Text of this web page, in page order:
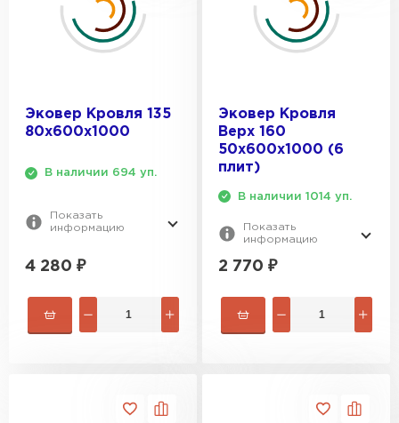
Эковер Кровля 135
80х600х1000
В наличии 694 уп.
Показать
информацию
4 280 ₽
Эковер Кровля
Верх 160
50х600х1000 (6
плит)
В наличии 1014 уп.
Показать
информацию
2 770 ₽